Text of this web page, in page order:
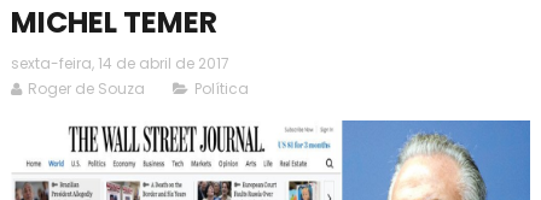
MICHEL TEMER
sexta-feira, 14 de abril de 2017
Roger de Souza
Política